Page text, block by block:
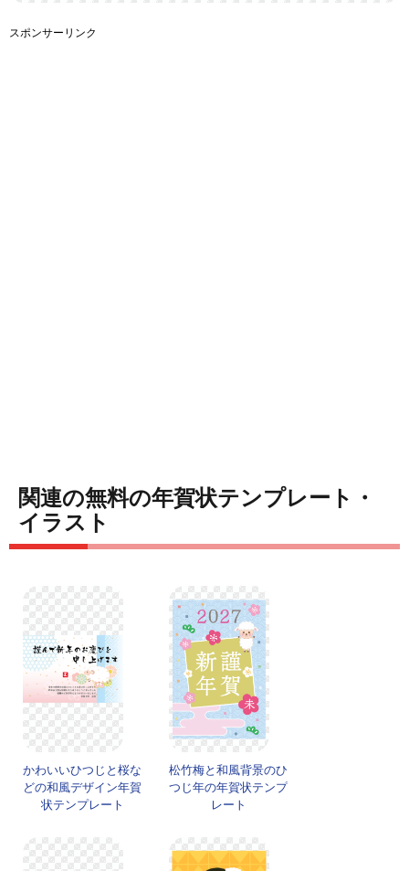
スポンサーリンク
関連の無料の年賀状テンプレート・
イラスト
かわいいひつじと桜な
どの和風デザイン年賀
状テンプレート
松竹梅と和風背景のひ
つじ年の年賀状テンプ
レート